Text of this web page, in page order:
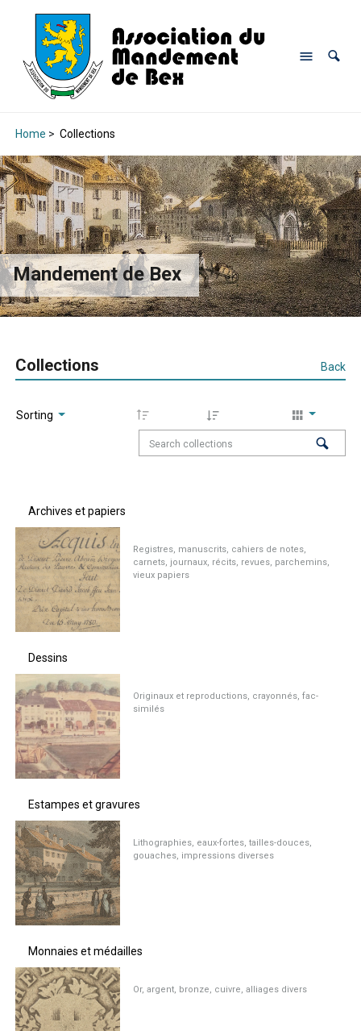
Home > Collections
Mandement de Bex
Collections Back
Sorting
Archives et papiers
Registres, manuscrits, cahiers de notes,
carnets, journaux, récits, revues, parchemins,
vieux papiers
Dessins
Originaux et reproductions, crayonnés, fac-
similés
Estampes et gravures
Lithographies, eaux-fortes, tailles-douces,
gouaches, impressions diverses
Monnaies et médailles
Or, argent, bronze, cuivre, alliages divers